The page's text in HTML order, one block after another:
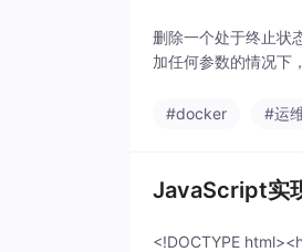
删除一个处于终止
加任何参数的情况
#docker #运
JavaScript实
<!DOCTYPE